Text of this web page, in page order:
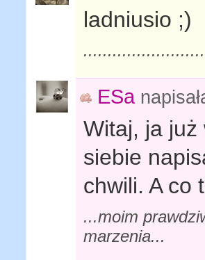
ladniusio ;)
ESa
Witaj, ja już
siebie
chwili. A co
...moim
marzenia...